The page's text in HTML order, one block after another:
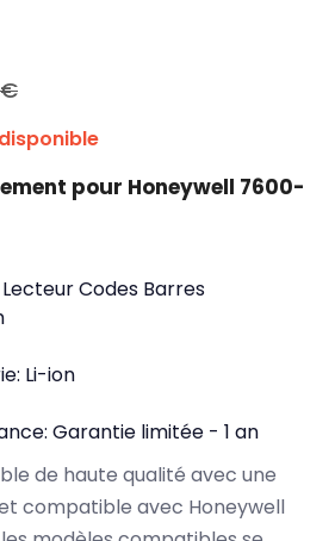
pour Honeywell 7600-
Codes Barres
Li-ion
Garantie limitée - 1 an
de haute qualité avec une
compatible avec Honeywell